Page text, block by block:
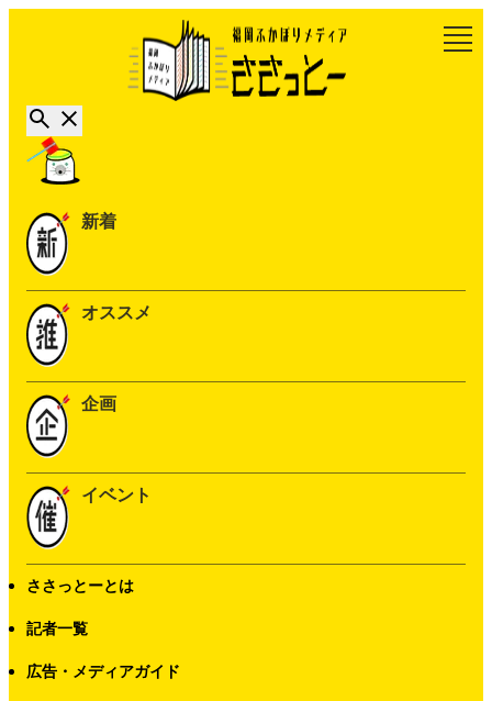
新着
オススメ
企画
イベント
ささっとーとは
記者一覧
広告・メディアガイド